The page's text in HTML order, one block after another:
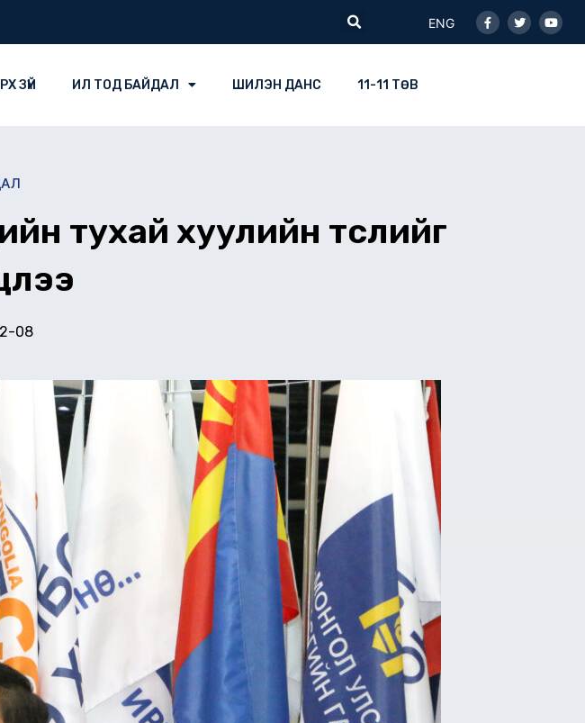
Search
ENG
f
ЗҮЙ ИЛ ТОД БАЙДАЛ ШИЛЭН ДАНС 11-11 ТӨВ
тухай хуулийн төслийг
08